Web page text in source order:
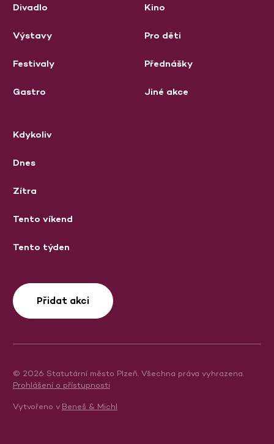
Divadlo
Výstavy
Festivaly
Gastro
Kino
Pro děti
Přednášky
Jiné akce
Kdykoliv
Dnes
Zítra
Tento víkend
Tento týden
Přidat akci
© 2026 Statutární město Plzeň. Všechna práva vyhrazena.
Prohlášení o přístupnosti
Vytvořeno v Beneš & Michl